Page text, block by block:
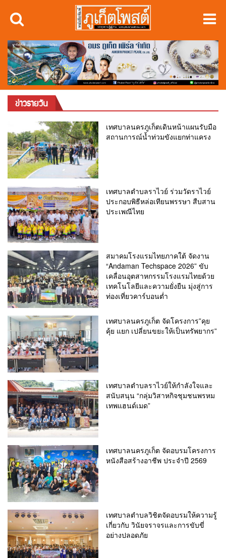
ข่าวรายวัน
เทศบาลนครภูเก็ตเดินหน้าแผนรับมือ
สถานการณ์น้ำท่วมขังแยกท่าแครง
เทศบาลตำบลราไวย์ ร่วมวัดราไวย์
ประกอบพิธีหล่อเทียนพรรษา สืบสาน
ประเพณีไทย
สมาคมโรงแรมไทยภาคใต้ จัดงาน
“Andaman Techspace 2026” ขับ
เคลื่อนอุตสาหกรรมโรงแรมไทยด้วย
เทคโนโลยีและความยั่งยืน มุ่งสู่การ
ท่องเที่ยวคาร์บอนต่ำ
เทศบาลนครภูเก็ต จัดโครงการ”คุย
คุ้ย แยก เปลี่ยนขยะให้เป็นทรัพยากร”
เทศบาลตำบลราไวย์ให้กำลังใจและ
สนับสนุน “กลุ่มวิสาหกิจชุมชนพรหม
เทพแฮนด์เมด”
เทศบาลนครภูเก็ต จัดอบรมโครงการ
หนังสือสร้างอาชีพ ประจำปี 2569
เทศบาลตำบลวิชิตจัดอบรมให้ความรู้
เกี่ยวกับ วินัยจราจรและการขับขี่
อย่างปลอดภัย